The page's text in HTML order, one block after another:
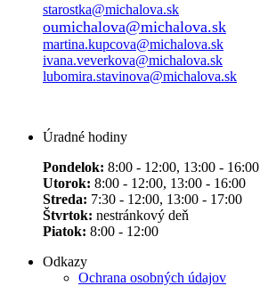
starostka@michalova.sk
oumichalova@michalova.sk
martina.kupcova@michalova.sk
ivana.veverkova@michalova.sk
lubomira.stavinova@michalova.sk
Úradné hodiny
Pondelok: 8:00 - 12:00, 13:00 - 16:00
Utorok: 8:00 - 12:00, 13:00 - 16:00
Streda: 7:30 - 12:00, 13:00 - 17:00
Štvrtok: nestránkový deň
Piatok: 8:00 - 12:00
Odkazy
Ochrana osobných údajov